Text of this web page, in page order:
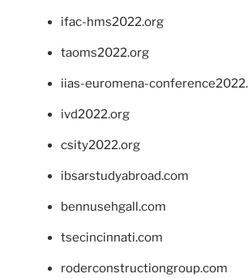
ifac-hms2022.org
taoms2022.org
iias-euromena-
ivd2022.org
csity2022.org
ibsarstudyabroad.com
bennusehgall.com
tsecincinnati.com
roderconstructiongroup.com